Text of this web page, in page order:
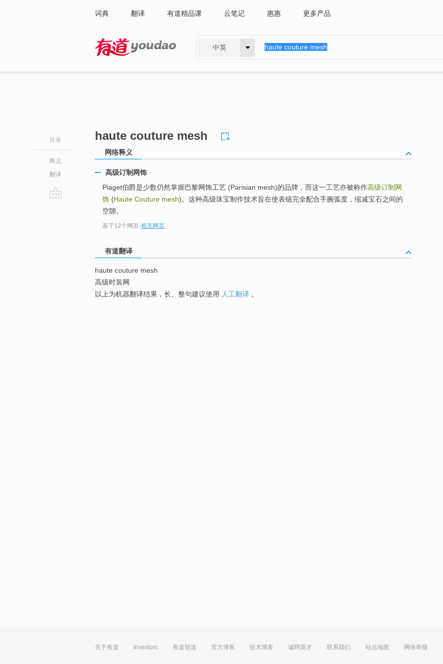
词典 翻译 有道精品课 云笔记 惠惠 更多产品
中英
目录
释义
翻译
haute couture mesh
网络释义
高级订制网饰
Piaget伯爵是少数仍然掌握巴黎网饰工艺 (Parisian mesh)的品牌，而这一工艺亦被称作高级订制网
饰 (Haute Couture mesh)。这种高级珠宝制作技术旨在使表链完全配合手腕弧度，缩减宝石之间的
空隙。
基于12个网页-相关网页
有道翻译
haute couture mesh
高级时装网
以上为机器翻译结果，长、整句建议使用 人工翻译 。
关于有道 Investors 有道智选 官方博客 技术博客 诚聘英才 联系我们 站点地图 网络举报